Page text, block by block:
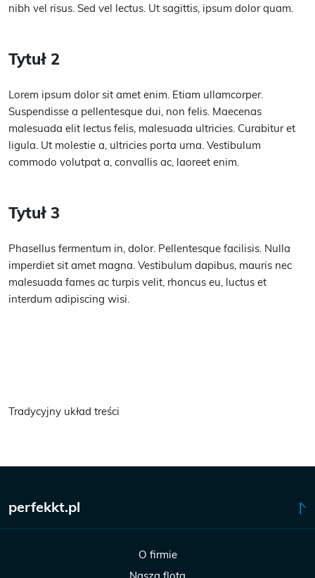
nibh vel risus. Sed vel lectus. Ut sagittis, ipsum dolor quam.
Tytuł 2
Lorem ipsum dolor sit amet enim. Etiam ullamcorper.
Suspendisse a pellentesque dui, non felis. Maecenas
malesuada elit lectus felis, malesuada ultricies. Curabitur et
ligula. Ut molestie a, ultricies porta urna. Vestibulum
commodo volutpat a, convallis ac, laoreet enim.
Tytuł 3
Phasellus fermentum in, dolor. Pellentesque facilisis. Nulla
imperdiet sit amet magna. Vestibulum dapibus, mauris nec
malesuada fames ac turpis velit, rhoncus eu, luctus et
interdum adipiscing wisi.
Tradycyjny układ treści
perfekkt.pl
O firmie